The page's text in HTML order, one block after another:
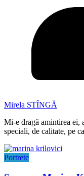
Mirela STÎNGĂ
Mi-e dragă amintirea ei,
speciali, de calitate, pe
Portrete